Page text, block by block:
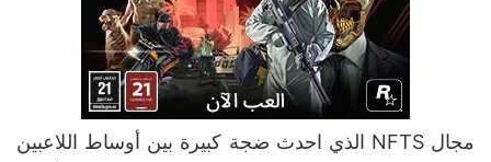
مجال NFTS الذي احدث ضجة كبيرة بين أوساط اللاعبين